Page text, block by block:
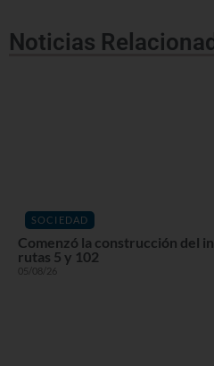
Noticias
SOCIEDAD
Comenzó la construcción del
rutas 5 y 102
05/08/26